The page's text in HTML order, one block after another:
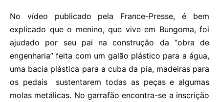
No vídeo publicado pela France-Presse, é bem
explicado que o menino, que vive em Bungoma, foi
ajudado por seu pai na construção da “obra de
engenharia” feita com um galão plástico para a água,
uma bacia plástica para a cuba da pia, madeiras para
os pedais sustentarem todas as peças e algumas
molas metálicas. No garrafão encontra-se a inscrição